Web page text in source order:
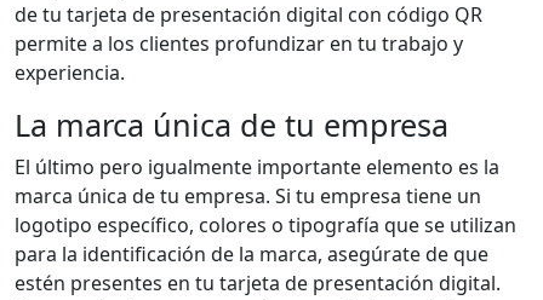
de tu tarjeta de presentación digital con código QR
permite a los clientes profundizar en tu trabajo y
experiencia.
La marca única de tu empresa
El último pero igualmente importante elemento es la
marca única de tu empresa. Si tu empresa tiene un
logotipo específico, colores o tipografía que se utilizan
para la identificación de la marca, asegúrate de que
estén presentes en tu tarjeta de presentación digital.